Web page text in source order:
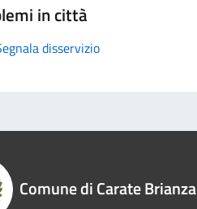
in città
disservizio
Comune di Carate Brianza